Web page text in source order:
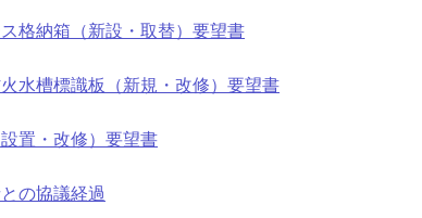
格納箱（新設・取替）要望書
水槽標識板（新規・改修）要望書
置・改修）要望書
の協議経過